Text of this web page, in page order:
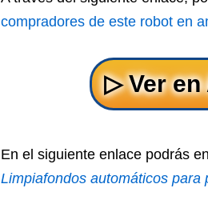
compradores de este robot en
En el siguiente enlace podrás
Limpiafondos automáticos para